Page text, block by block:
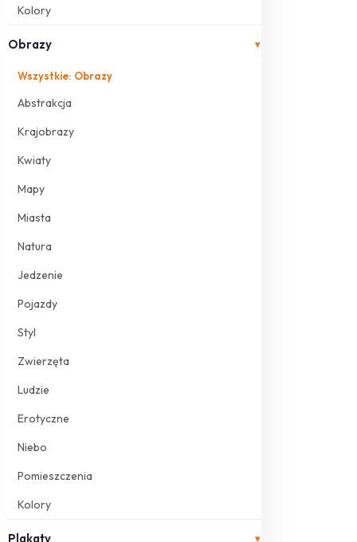
Kolory
Obrazy ▾
Wszystkie: Obrazy
Abstrakcja
Krajobrazy
Kwiaty
Mapy
Miasta
Natura
Jedzenie
Pojazdy
Styl
Zwierzęta
Ludzie
Erotyczne
Niebo
Pomieszczenia
Kolory
Plakaty ▾